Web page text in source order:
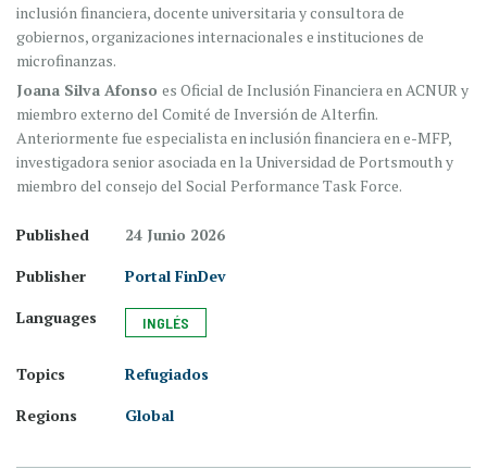
inclusión financiera, docente universitaria y consultora de
gobiernos, organizaciones internacionales e instituciones de
microfinanzas.
Joana Silva Afonso es Oficial de Inclusión Financiera en ACNUR y
miembro externo del Comité de Inversión de Alterfin.
Anteriormente fue especialista en inclusión financiera en e-MFP,
investigadora senior asociada en la Universidad de Portsmouth y
miembro del consejo del Social Performance Task Force.
Published
24 Junio 2026
Publisher
Portal FinDev
Languages
INGLÉS
Topics
Refugiados
Regions
Global